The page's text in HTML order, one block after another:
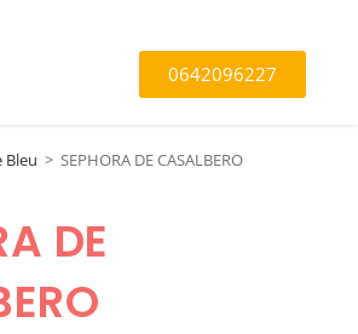
0642096227
Bleu > SEPHORA DE CASALBERO
DE